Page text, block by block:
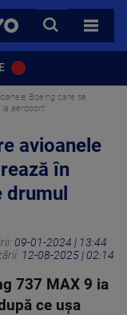
CAUTA
TOATE
Boeing care se
aeroport”
avioanele
în
09-01-2024 | 13:44
12-08-2025 | 02:14
737 MAX 9 ia
ce ușa